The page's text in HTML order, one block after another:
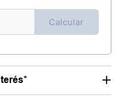
Calcular